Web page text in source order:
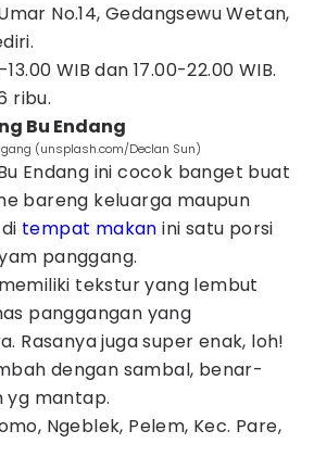
No.14, Gedangsewu Wetan,
WIB dan 17.00-22.00 WIB.
ribu.
Bu Endang
(unsplash.com/Declan Sun)
Endang ini cocok banget buat
bareng keluarga maupun
tempat makan ini satu porsi
panggang.
tekstur yang lembut
panggangan yang
Rasanya juga super enak, loh!
dengan sambal, benar-
yg mantap.
Ngeblek, Pelem, Kec. Pare,